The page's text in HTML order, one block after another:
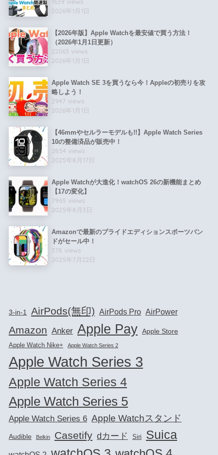
2026年1月1日
【2026年版】Apple Watchを最安値で買う方法！
（2026年1月1日更新）
22063 views
2026年1月1日
Apple Watch SE 3を買うなら今！Appleの初売りを攻
略しよう！
2947 views
2026年1月1日
【46mmやセルラーモデルも!!】Apple Watch Series
10の整備済品が販売中！
2854 views
2025年8月17日
Apple Watchが大進化！watchOS 26の新機能まとめ
【17の変化】
7965 views
2025年8月3日
Amazonで最新のプライドエディションスポーツバン
ドがセール中！
378 views
2025年7月22日
3-in-1 AirPods(無印) AirPods Pro AirPower
Amazon Anker Apple Pay Apple Store
Apple Watch Nike+ Apple Watch Series 2
Apple Watch Series 3
Apple Watch Series 4
Apple Watch Series 5
Apple Watch Series 6 Apple Watchスタンド
Audible Belkin Casetify dカード Siri Suica